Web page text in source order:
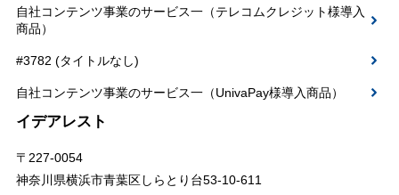
自社コンテンツ事業のサービス一（テレコムクレジット様導入
商品）
#3782 (タイトルなし)
自社コンテンツ事業のサービス一（UnivaPay様導入商品）
イデアレスト
〒227-0054
神奈川県横浜市青葉区しらとり台53-10-611